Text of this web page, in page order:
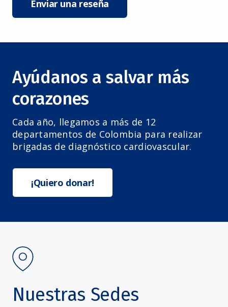
Enviar una reseña
Ayúdanos a salvar más
corazones
Cada año, llegamos a más de 12
departamentos de Colombia para realizar
brigadas de diagnóstico cardiovascular.
¡Quiero donar!
Nuestras Sedes